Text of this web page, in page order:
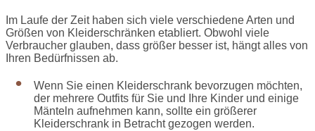
Im Laufe der Zeit haben sich viele verschiedene Arten und
Größen von Kleiderschränken etabliert. Obwohl viele
Verbraucher glauben, dass größer besser ist, hängt alles von
Ihren Bedürfnissen ab.
Wenn Sie einen Kleiderschrank bevorzugen möchten,
der mehrere Outfits für Sie und Ihre Kinder und einige
Mänteln aufnehmen kann, sollte ein größerer
Kleiderschrank in Betracht gezogen werden.